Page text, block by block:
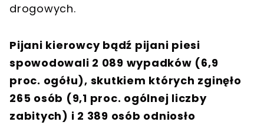
drogowych.
Pijani kierowcy bądź pijani piesi
spowodowali 2 089 wypadków (6,9
proc. ogółu), skutkiem których zginęło
265 osób (9,1 proc. ogólnej liczby
zabitych) i 2 389 osób odniosło